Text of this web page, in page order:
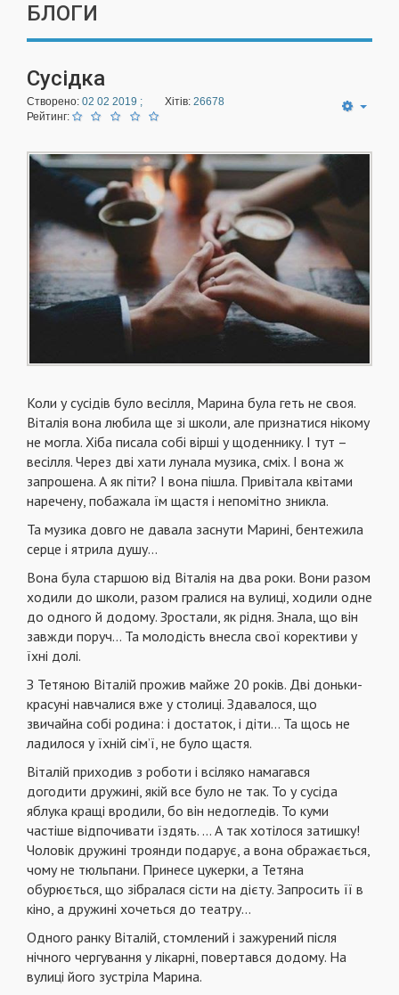
БЛОГИ
Сусідка
Створено: 02 02 2019 ; Хітів: 26678
Рейтинг:
Коли у сусідів було весілля, Марина була геть не своя.
Віталія вона любила ще зі школи, але признатися нікому
не могла. Хіба писала собі вірші у щоденнику. І тут –
весілля. Через дві хати лунала музика, сміх. І вона ж
запрошена. А як піти? І вона пішла. Привітала квітами
наречену, побажала їм щастя і непомітно зникла.
Та музика довго не давала заснути Марині, бентежила
серце і ятрила душу…
Вона була старшою від Віталія на два роки. Вони разом
ходили до школи, разом гралися на вулиці, ходили одне
до одного й додому. Зростали, як рідня. Знала, що він
завжди поруч… Та молодість внесла свої корективи у
їхні долі.
З Тетяною Віталій прожив майже 20 років. Дві доньки-
красуні навчалися вже у столиці. Здавалося, що
звичайна собі родина: і достаток, і діти… Та щось не
ладилося у їхній сім’ї, не було щастя.
Віталій приходив з роботи і всіляко намагався
догодити дружині, якій все було не так. То у сусіда
яблука кращі вродили, бо він недогледів. То куми
частіше відпочивати їздять. … А так хотілося затишку!
Чоловік дружині троянди подарує, а вона ображається,
чому не тюльпани. Принесе цукерки, а Тетяна
обурюється, що зібралася сісти на дієту. Запросить її в
кіно, а дружині хочеться до театру…
Одного ранку Віталій, стомлений і зажурений після
нічного чергування у лікарні, повертався додому. На
вулиці його зустріла Марина.